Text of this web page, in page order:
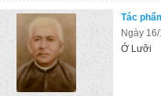
Tác
Ngày
Ớ Lưỡi